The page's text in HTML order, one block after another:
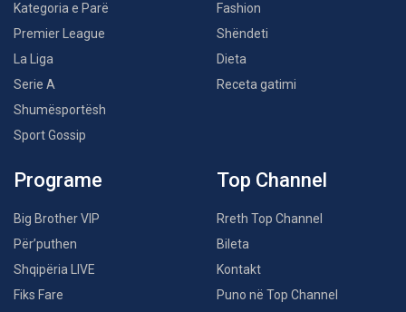
Kategoria e Parë
Premier League
La Liga
Serie A
Shumësportësh
Sport Gossip
Fashion
Shëndeti
Dieta
Receta gatimi
Programe
Big Brother VIP
Për’puthen
Shqipëria LIVE
Fiks Fare
Top Channel
Rreth Top Channel
Bileta
Kontakt
Puno në Top Channel